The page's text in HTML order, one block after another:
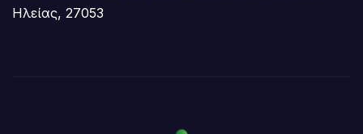
Ηλείας, 27053